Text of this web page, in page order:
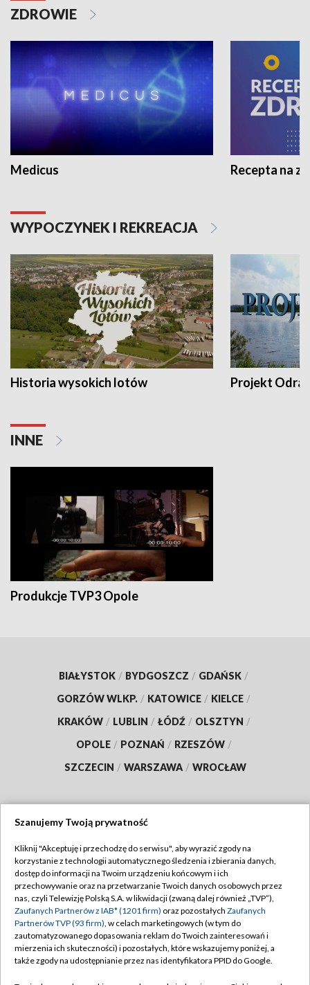
ZDROWIE
Medicus Recepta na
WYPOCZYNEK I REKREACJA
Historia wysokich lotów Projekt Odra
INNE
Produkcje TVP3 Opole
BIAŁYSTOK / BYDGOSZCZ / GDAŃSK /
GORZÓW WLKP. / KATOWICE / KIELCE /
KRAKÓW / LUBLIN / ŁÓDŹ / OLSZTYN /
OPOLE / POZNAŃ / RZESZÓW /
SZCZECIN / WARSZAWA / WROCŁAW
TVP
Abonament TVP
Emisja w TVP
Centrum informacji TVP
Naziemna Telewizja Cyfrowa
Regulamin TVP
Polityka prywatności
Moje zgody
Pomoc
Szanujemy Twoją prywatność
Kliknij "Akceptuję i przechodzę do serwisu", aby wyrazić zgody na
korzystanie z technologii automatycznego śledzenia i zbierania danych,
dostęp do informacji na Twoim urządzeniu końcowym i ich
przechowywanie oraz na przetwarzanie Twoich danych osobowych przez
nas, czyli Telewizję Polską S.A. w likwidacji (zwaną dalej również „TVP”),
Zaufanych Partnerów z IAB* (1201 firm) oraz pozostałych Zaufanych
Partnerów TVP (93 firm), w celach marketingowych (w tym do
zautomatyzowanego dopasowania reklam do Twoich zainteresowań i
mierzenia ich skuteczności) i pozostałych, które wskazujemy poniżej, a
także zgody na udostępnianie przez nas identyfikatora PPID do Google.